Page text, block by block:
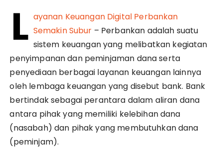
L ayanan Keuangan Digital Perbankan
Semakin Subur – Perbankan adalah suatu
sistem keuangan yang melibatkan kegiatan
penyimpanan dan peminjaman dana serta
penyediaan berbagai layanan keuangan lainnya
oleh lembaga keuangan yang disebut bank. Bank
bertindak sebagai perantara dalam aliran dana
antara pihak yang memiliki kelebihan dana
(nasabah) dan pihak yang membutuhkan dana
(peminjam).